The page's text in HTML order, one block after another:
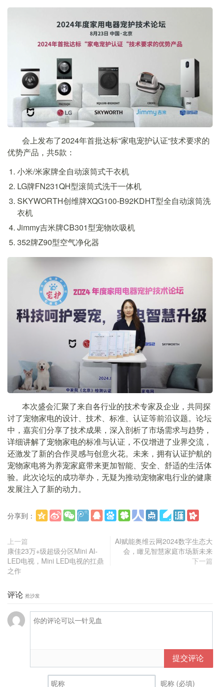
会上发布了2024年首批达标“家电宠护认证“技术要求的
优势产品，共5款：
小米/米家牌全自动滚筒式干衣机
LG牌FN231QH型滚筒式洗干一体机
SKYWORTH创维牌XQG100-B92KDHT型全自动滚筒洗
衣机
Jimmy吉米牌CB301型宠物吹吸机
352牌Z90型空气净化器
本次盛会汇聚了来自各行业的技术专家及企业，共同探
讨了宠物家电的设计、技术、标准、认证等前沿议题。论坛
中，嘉宾们分享了技术成果，深入剖析了市场需求与趋势，
详细讲解了宠物家电的标准与认证，不仅增进了业界交流，
还激发了新的合作灵感与创意火花。未来，拥有认证护航的
宠物家电将为养宠家庭带来更加智能、安全、舒适的生活体
验。此次论坛的成功举办，无疑为推动宠物家电行业的健康
发展注入了新的动力。
分享到：
上一篇
康佳23万+级超级分区Mini AI-
LED电视，Mini LED电视的扛鼎
之作
AI赋能奥维云网2024数字生态大
会，瞰见智慧家庭市场新未来
下一篇
评论 抢沙发
提交评论
昵称 (必填)